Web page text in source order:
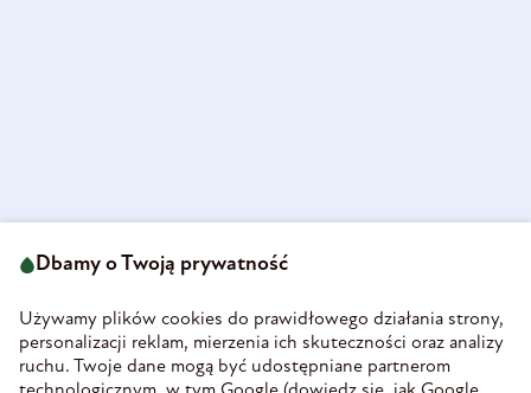
58-160 Świebodzice
REGON 890213034
INFORMACJE
Dbamy o Twoją prywatność
Używamy plików cookies do prawidłowego działania strony,
personalizacji reklam, mierzenia ich skuteczności oraz analizy
ruchu. Twoje dane mogą być udostępniane partnerom